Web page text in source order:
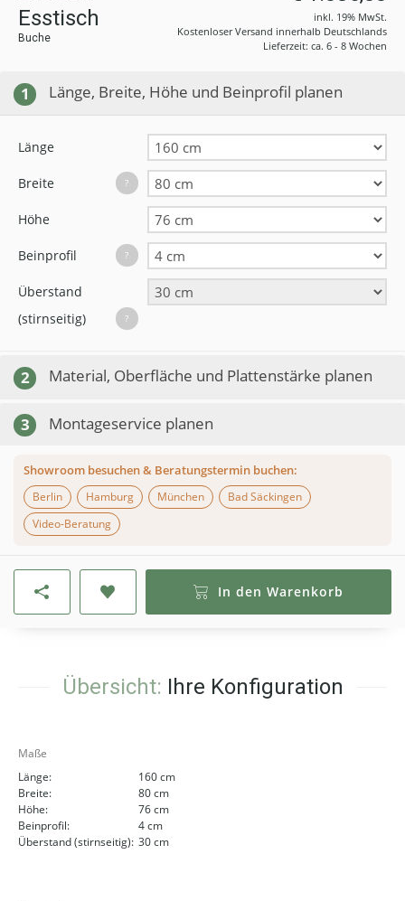
Esstisch
Buche
inkl. 19% MwSt.
Kostenloser Versand innerhalb Deutschlands
Lieferzeit: ca. 6 - 8 Wochen
1 Länge, Breite, Höhe und Beinprofil planen
Länge
Breite ?
Höhe
Beinprofil ?
Überstand
(stirnseitig)
?
2 Material, Oberfläche und Plattenstärke planen
3 Montageservice planen
Showroom besuchen & Beratungstermin buchen:
Berlin
Hamburg München
Bad Säckingen
Video-Beratung
In den Warenkorb
Übersicht: Ihre Konfiguration
Maße
Länge:
160 cm
Breite:
80 cm
Höhe:
76 cm
Beinprofil:
4 cm
Überstand (stirnseitig): 30 cm